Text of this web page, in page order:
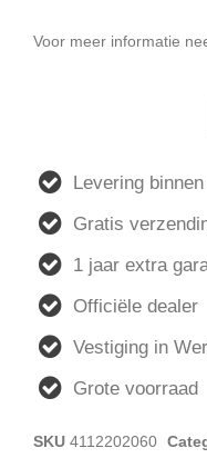
Voor meer informatie
Levering
Gratis
1 jaar extra
Officiële dealer
Vestiging in
Grote voorraad
SKU 4112202060